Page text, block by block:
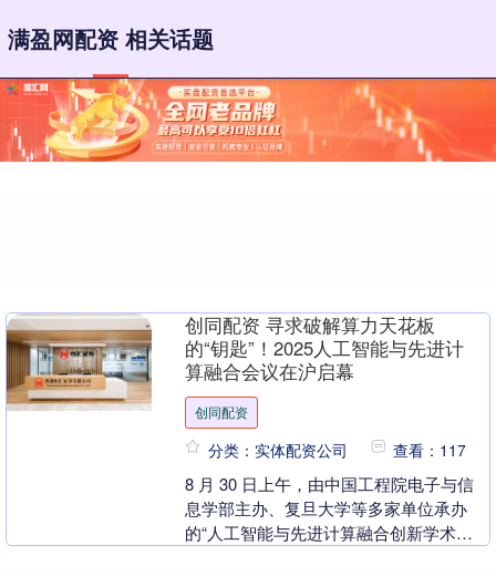
满盈网配资 相关话题
创同配资 寻求破解算力天花板
的“钥匙”！2025人工智能与先进计
算融合会议在沪启幕
创同配资
分类：实体配资公司 查看：117
8 月 30 日上午，由中国工程院电子与信
息学部主办、复旦大学等多家单位承办
的“人工智能与先进计算融合创新学术会